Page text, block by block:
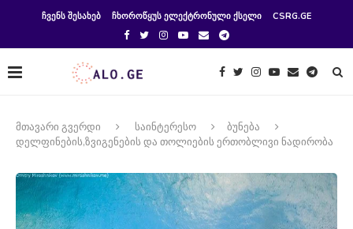
ᲩᲕᲔᲜᲡ ᲨᲔᲡᲐᲮᲔᲑ ᲩᲮᲝᲠᲝᲬᲧᲣᲡ ᲔᲚᲔᲥᲢᲠᲝᲜᲣᲚᲘ ᲥᲡᲔᲚᲘ CSRG.GE
მთავარი გვერდი საინტერესო
ბუნება
დელფინების,ზვიგენების და თოლიების ერთობლივი ნადირობა